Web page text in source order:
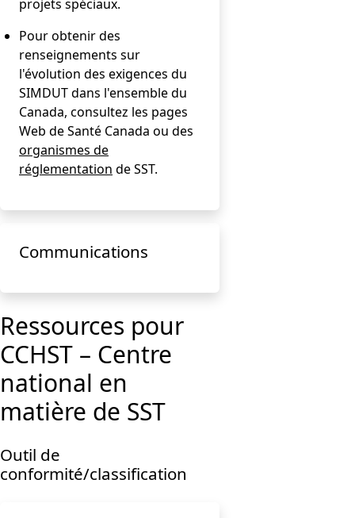
projets spéciaux.
Pour obtenir des
renseignements sur
l'évolution des exigences du
SIMDUT dans l'ensemble du
Canada, consultez les pages
Web de Santé Canada ou des
organismes de
réglementation de SST.
Communications
Ressources pour
CCHST – Centre
national en
matière de SST
Outil de
conformité/classification